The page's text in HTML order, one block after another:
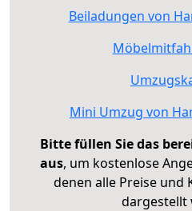
Beiladungen von
Mini Umzug von
Bitte füllen Sie das
aus, um kostenlose
denen alle Preise und
dargestellt